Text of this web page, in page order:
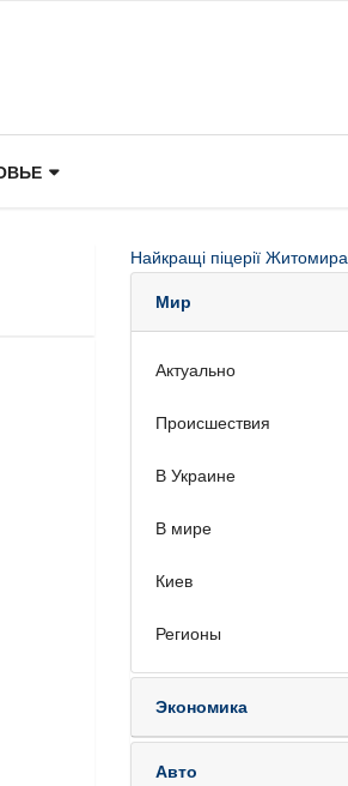
Найкращі піцерії Житомира
Мир
Актуально
Происшествия
В Украине
В мире
Киев
Регионы
Экономика
Авто